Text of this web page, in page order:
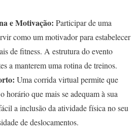
e Motivação: Participar de uma
como um motivador para estabelecer
de fitness. A estrutura do evento
a manterem uma rotina de treinos.
Uma corrida virtual permite que
horário que mais se adequam à sua
a inclusão da atividade física no seu
de deslocamentos.